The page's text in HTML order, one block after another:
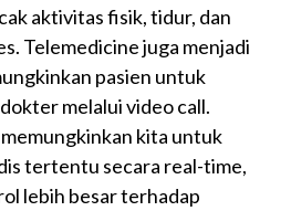
aktivitas fisik, tidur, dan
Telemedicine juga menjadi
pasien untuk
melalui video call.
kita untuk
tertentu secara real-time,
lebih besar terhadap